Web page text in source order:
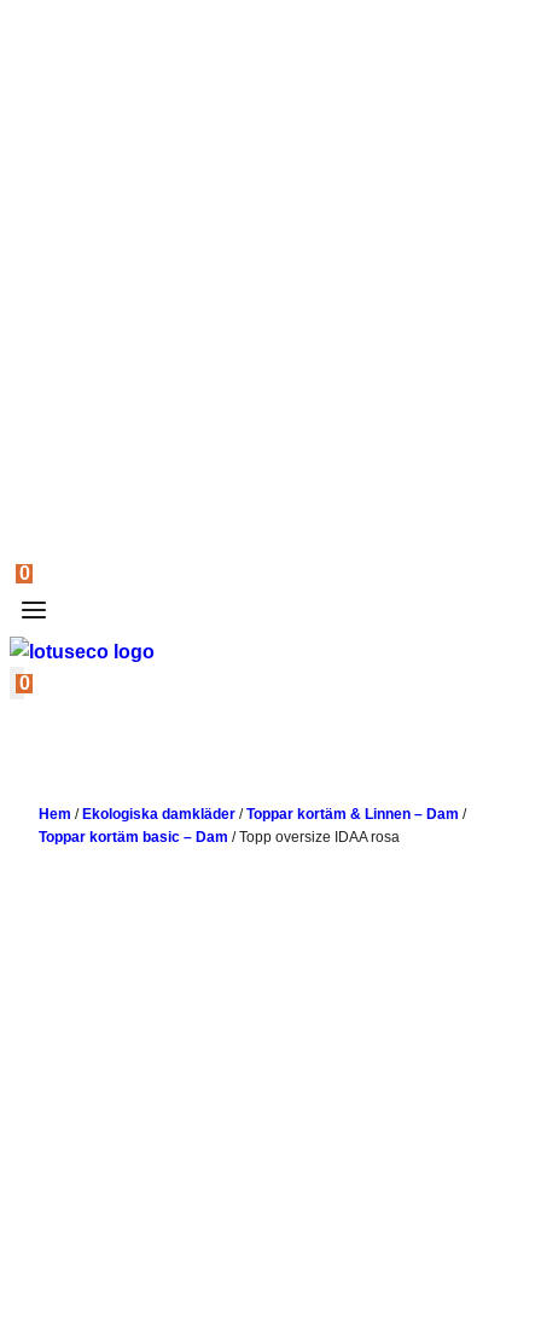
0
0
Hem / Ekologiska damkläder /Toppar kortäm & Linnen – Dam /
Toppar kortäm basic – Dam /Topp oversize IDAA rosa